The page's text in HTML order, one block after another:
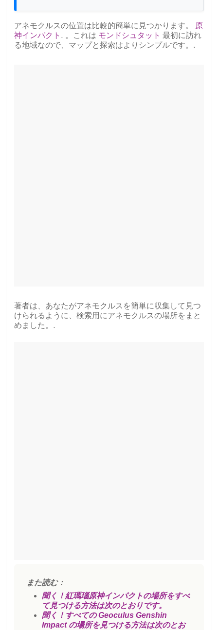
アネモクルスの位置は比較的簡単に見つかります。
原
神インパクト . 。これは モンドシュタット 最初に訪れ
る地域なので、マップと探索はよりシンプルです。.
著者は、あなたがアネモクルスを簡単に収集して見つ
けられるように、検索用にアネモクルスの場所をまと
めました。.
また読む：
聞く！紅瑪瑙原神インパクトの場所をすべ
て見つける方法は次のとおりです。
聞く！すべての Geoculus Genshin
Impact の場所を見つける方法は次のとお